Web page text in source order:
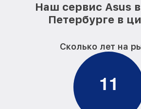
Наш сервис Asus
Петербурге в
Сколько лет на
11